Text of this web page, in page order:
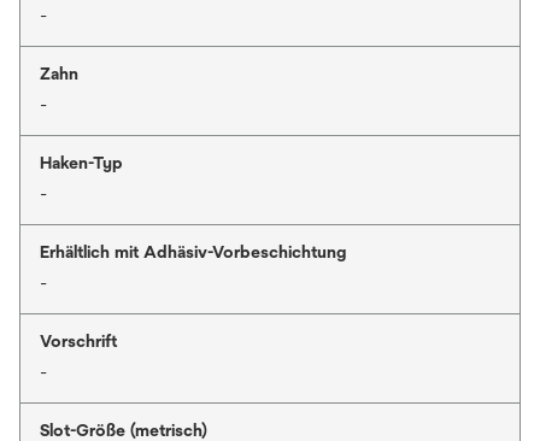
-
Zahn
-
Haken-Typ
-
Erhältlich mit Adhäsiv-Vorbeschichtung
-
Vorschrift
-
Slot-Größe (metrisch)